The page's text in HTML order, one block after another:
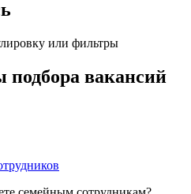
или фильтры
вакансий